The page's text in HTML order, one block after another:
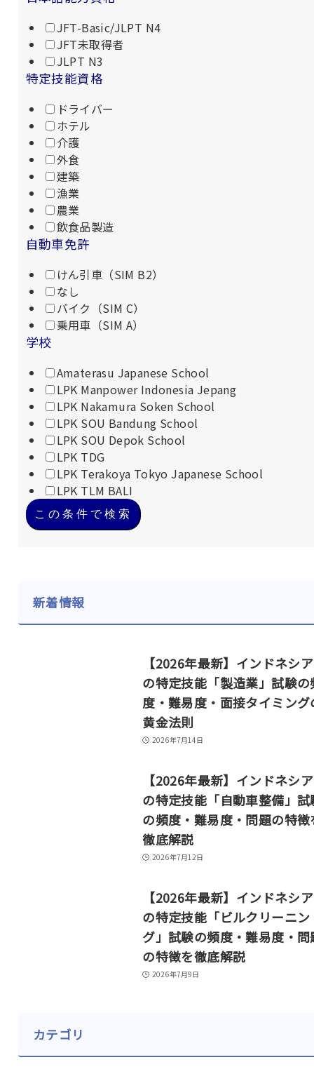
JFT-Basic/JLPT N4
JFT未取得者
JLPT N3
特定技能資格
ドライバー
ホテル
介護
外食
建築
漁業
農業
飲食品製造
自動車免許
けん引車（SIM B2）
なし
バイク（SIM C）
乗用車（SIM A）
学校
Amaterasu Japanese School
LPK Manpower Indonesia Jepang
LPK Nakamura Soken School
LPK SOU Bandung School
LPK SOU Depok School
LPK TDG
LPK Terakoya Tokyo Japanese School
LPK TLM BALI
この条件で検索
新着情報
【2026年最新】インドネシ
の特定技能「製造業」試験の
度・難易度・面接タイミング
黄金法則
2026年7月14日
【2026年最新】インドネシ
の特定技能「自動車整備」試
の頻度・難易度・問題の特徴
徹底解説
2026年7月12日
【2026年最新】インドネシ
の特定技能「ビルクリーニン
グ」試験の頻度・難易度・問
の特徴を徹底解説
2026年7月9日
カテゴリ